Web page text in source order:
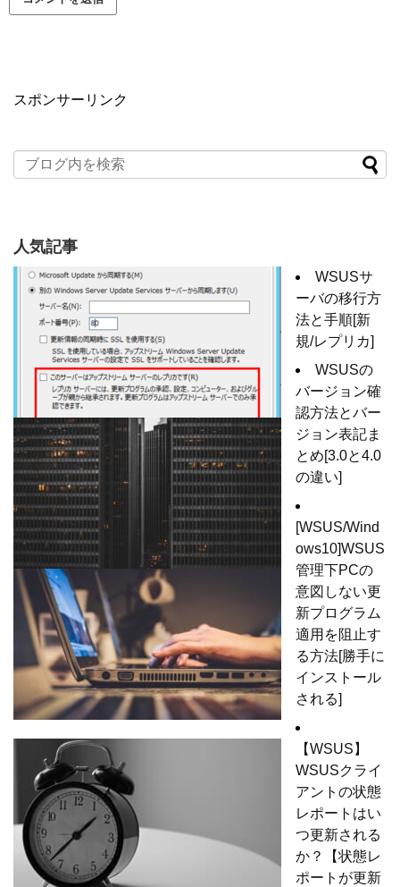
スポンサーリンク
人気記事
WSUSサ
ーバの移行方
法と手順[新
規/レプリカ]
WSUSの
バージョン確
認方法とバー
ジョン表記ま
とめ[3.0と4.0
の違い]
[WSUS/Wind
ows10]WSUS
管理下PCの
意図しない更
新プログラム
適用を阻止す
る方法[勝手に
インストール
される]
【WSUS】
WSUSクライ
アントの状態
レポートはい
つ更新される
か？【状態レ
ポートが更新